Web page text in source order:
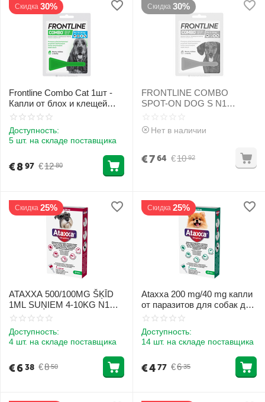
Скидка 30%
Frontline Combo Cat 1шт -
Капли от блох и клещей
для кошек и хорьков
Доступность:
5 шт. на складе поставщика
€12 80
€897
Скидка 30%
FRONTLINE COMBO
SPOT-ON DOG S N1
Нет в наличии
€10 92
€764
Скидка 25%
ATAXXA 500/100MG ŠĶĪD
1ML SUŅIEM 4-10KG N1
[CLONE]
Доступность:
4 шт. на складе поставщика
€8 50
€638
Скидка 25%
Ataxxa 200 mg/40 mg капли
от паразитов для собак до
4 kg N1
Доступность:
14 шт. на складе поставщика
€6 35
€477